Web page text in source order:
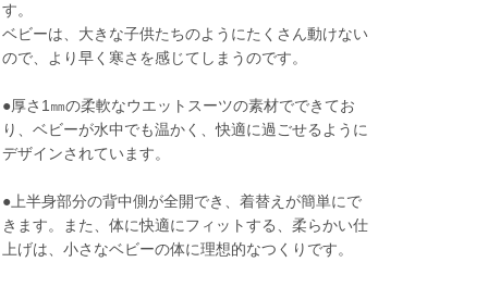
す。
ベビーは、大きな子供たちのようにたくさん動けない
ので、より早く寒さを感じてしまうのです。
●厚さ1㎜の柔軟なウエットスーツの素材でできてお
り、ベビーが水中でも温かく、快適に過ごせるように
デザインされています。
●上半身部分の背中側が全開でき、着替えが簡単にで
きます。また、体に快適にフィットする、柔らかい仕
上げは、小さなベビーの体に理想的なつくりです。